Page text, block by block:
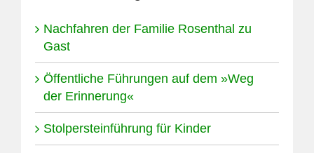
Nachfahren der Familie Rosenthal zu
Gast
Öffentliche Führungen auf dem »Weg
der Erinnerung«
Stolpersteinführung für Kinder